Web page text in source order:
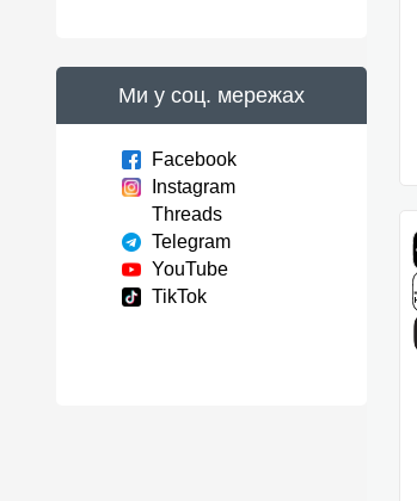
Ми у соц. мережах
Facebook
Instagram
Threads
Telegram
YouTube
TikTok